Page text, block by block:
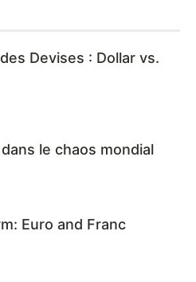
Devises : Dollar vs.
le chaos mondial
Euro and Franc